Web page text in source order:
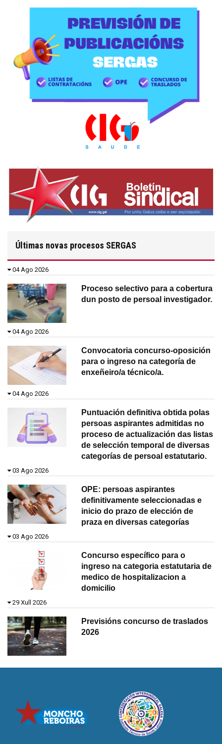
Últimas novas procesos SERGAS
04 Ago 2026
Proceso selectivo para a cobertura
dun posto de persoal investigador.
04 Ago 2026
Convocatoria concurso-oposición
para o ingreso na categoría de
enxeñeiro/a técnico/a.
04 Ago 2026
Puntuación definitiva obtida polas
persoas aspirantes admitidas no
proceso de actualización das listas
de selección temporal de diversas
categorías de persoal estatutario.
03 Ago 2026
OPE: persoas aspirantes
definitivamente seleccionadas e
inicio do prazo de elección de
praza en diversas categorías
03 Ago 2026
Concurso específico para o
ingreso na categoria estatutaria de
medico de hospitalizacion a
domicilio
29 Xull 2026
Previsións concurso de traslados
2026